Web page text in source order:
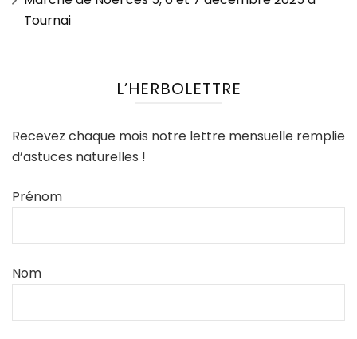
Tournai
L’HERBOLETTRE
Recevez chaque mois notre lettre mensuelle remplie
d’astuces naturelles !
Prénom
Nom